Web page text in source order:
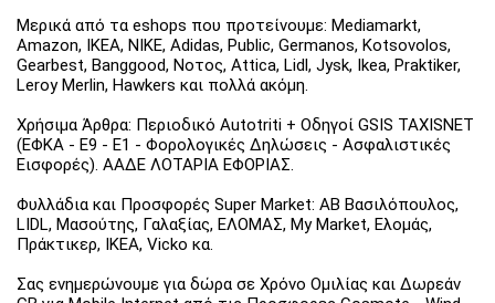
Μερικά από τα eshops που προτείνουμε: Mediamarkt,
Amazon, IKEA, NIKE, Adidas, Public, Germanos, Kotsovolos,
Gearbest, Banggood, Νοτος, Attica, Lidl, Jysk, Ikea, Praktiker,
Leroy Merlin, Hawkers και πολλά ακόμη.
Χρήσιμα Άρθρα: Περιοδικό Autotriti + Οδηγοί GSIS TAXISNET
(ΕΦΚΑ - Ε9 - Ε1 - Φορολογικές Δηλώσεις - Ασφαλιστικές
Εισφορές). ΑΑΔΕ ΛΟΤΑΡΙΑ ΕΦΟΡΙΑΣ.
Φυλλάδια και Προσφορές Super Market: ΑΒ Βασιλόπουλος,
LIDL, Μασούτης, Γαλαξίας, ΕΛΟΜΑΣ, My Market, Ελομάς,
Πράκτικερ, ΙΚΕΑ, Vicko κα.
Σας ενημερώνουμε για δώρα σε Χρόνο Ομιλίας και Δωρεάν